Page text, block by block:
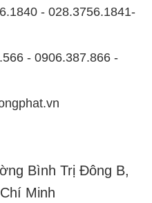
- 028.3756.1841-
- 0906.387.866 -
Bình Trị Đông B,
Minh